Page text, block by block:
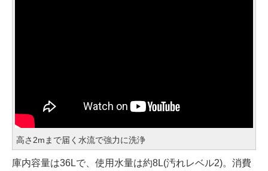
高さ2mまで届く水流で強力に洗浄
庫内容量は36Lで、使用水量は約8L(汚れレベル2)。消費